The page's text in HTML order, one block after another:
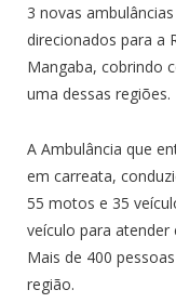
3 novas
direcionados para a
Mangaba, cobrindo
uma dessas regiões.
A Ambulância que
em carreata,
55 motos e 35
veículo para atender
Mais de 400
região.